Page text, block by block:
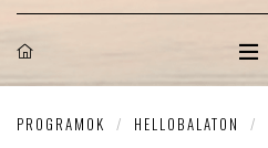
PROGRAMOK / HELLOBALATON /